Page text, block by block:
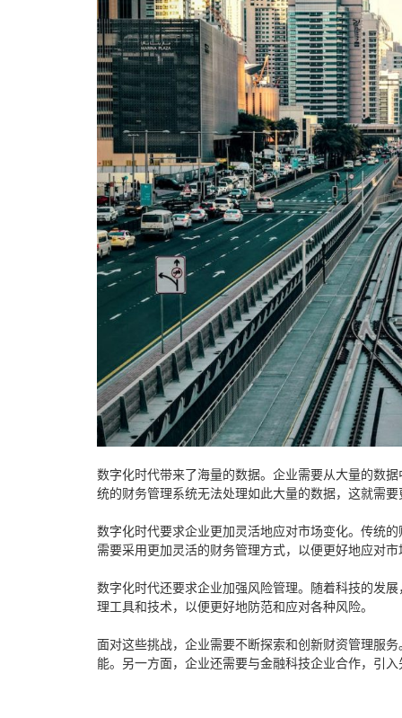
数字化时代带来了海量的数据。企业需要从大量的数
统的财务管理系统无法处理如此大量的数据，这就需
数字化时代要求企业更加灵活地应对市场变化。传统
需要采用更加灵活的财务管理方式，以便更好地应对市
数字化时代还要求企业加强风险管理。随着科技的发
理工具和技术，以便更好地防范和应对各种风险。
面对这些挑战，企业需要不断探索和创新财资管理服
能。另一方面，企业还需要与金融科技企业合作，引